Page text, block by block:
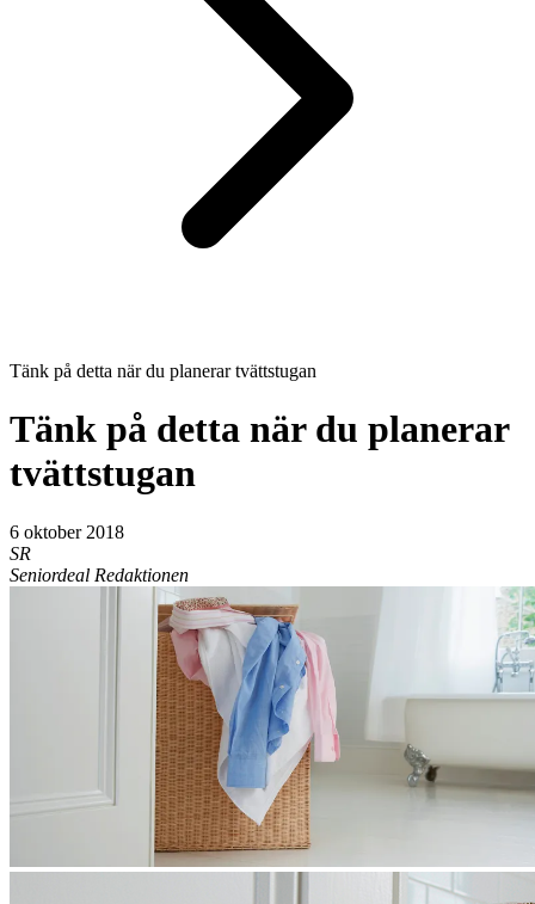
Tänk på detta när du planerar tvättstugan
Tänk på detta när du planerar
tvättstugan
6 oktober 2018
SR
Seniordeal Redaktionen